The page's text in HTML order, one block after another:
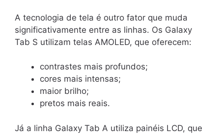
A tecnologia de tela é outro fator que muda
significativamente entre as linhas. Os Galaxy
Tab S utilizam telas AMOLED, que oferecem:
contrastes mais profundos;
cores mais intensas;
maior brilho;
pretos mais reais.
Já a linha Galaxy Tab A utiliza painéis LCD, que